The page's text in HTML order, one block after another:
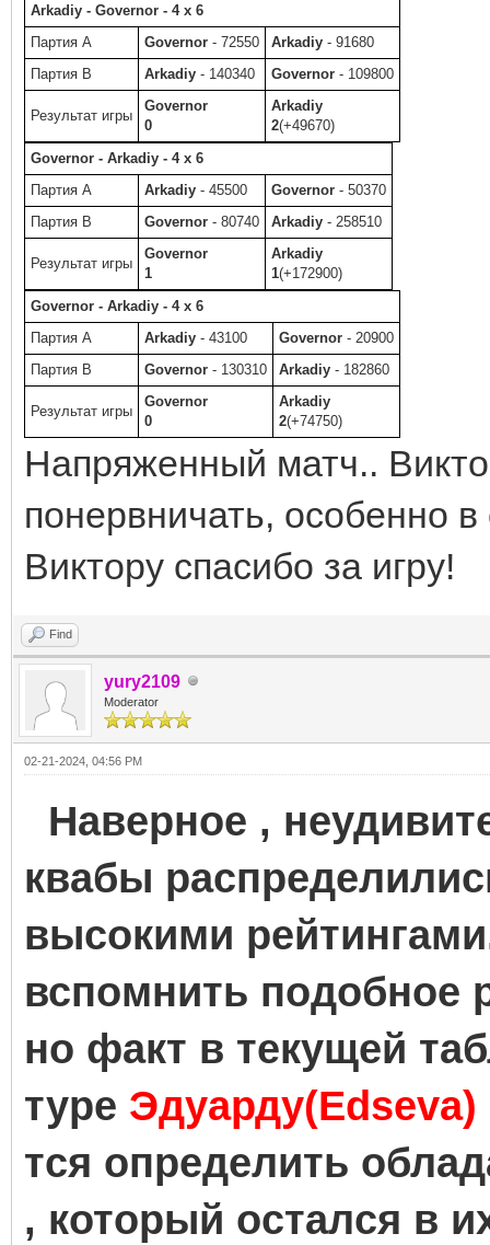
Arkadiy - Governor - 4 x 6
Партия A
Governor - 72550 Arkadiy - 91680
Партия B
Arkadiy - 140340 Governor - 109800
Результат игры
Governor
0
Arkadiy
2(+49670)
Governor - Arkadiy - 4 x 6
Партия A
Arkadiy - 45500 Governor - 50370
Партия B
Governor - 80740 Arkadiy - 258510
Результат игры
Governor
1
Arkadiy
1(+172900)
Governor - Arkadiy - 4 x 6
Партия A
Arkadiy - 43100 Governor - 20900
Партия B
Governor - 130310 Arkadiy - 182860
Результат игры
Governor
0
Arkadiy
2(+74750)
Напряженный матч..
понервничать, особенно
Виктору спасибо за игру!
Find
yury2109
Moderator
02-21-2024, 04:56 PM
Наверное ,
квабы
высокими
вспомнить подобное
но факт в текущей
туре Эдуарду(Edseva)
тся определить
, который остался в